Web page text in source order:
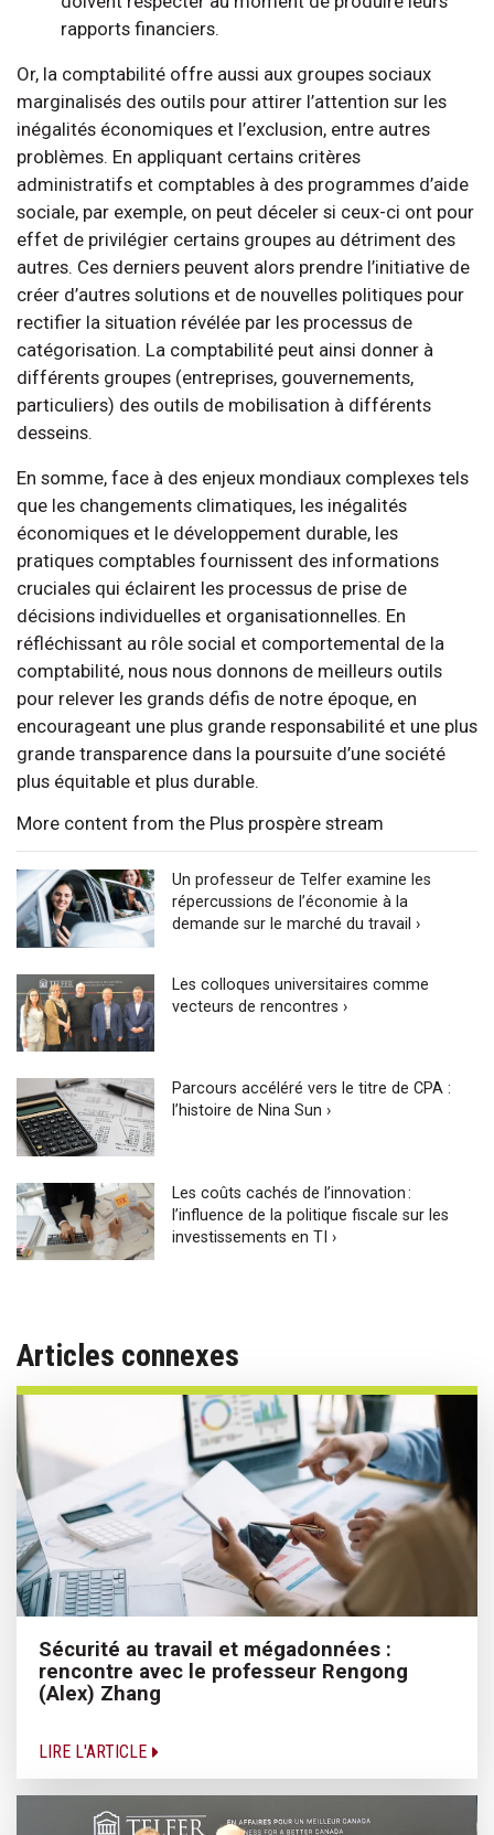
rapports financiers.
Or, la comptabilité offre aussi aux groupes sociaux
marginalisés des outils pour attirer l’attention sur les
inégalités économiques et l’exclusion, entre autres
problèmes. En appliquant certains critères
administratifs et comptables à des programmes d’aide
sociale, par exemple, on peut déceler si ceux-ci ont pour
effet de privilégier certains groupes au détriment des
autres. Ces derniers peuvent alors prendre l’initiative de
créer d’autres solutions et de nouvelles politiques pour
rectifier la situation révélée par les processus de
catégorisation. La comptabilité peut ainsi donner à
différents groupes (entreprises, gouvernements,
particuliers) des outils de mobilisation à différents
desseins.
En somme, face à des enjeux mondiaux complexes tels
que les changements climatiques, les inégalités
économiques et le développement durable, les
pratiques comptables fournissent des informations
cruciales qui éclairent les processus de prise de
décisions individuelles et organisationnelles. En
réfléchissant au rôle social et comportemental de la
comptabilité, nous nous donnons de meilleurs outils
pour relever les grands défis de notre époque, en
encourageant une plus grande responsabilité et une plus
grande transparence dans la poursuite d’une société
plus équitable et plus durable.
More content from the Plus prospère stream
Un professeur de Telfer examine les
répercussions de l’économie à la
demande sur le marché du travail ›
Les colloques universitaires comme
vecteurs de rencontres ›
Parcours accéléré vers le titre de CPA :
l’histoire de Nina Sun ›
Les coûts cachés de l’innovation :
l’influence de la politique fiscale sur les
investissements en TI ›
Articles connexes
Sécurité au travail et mégadonnées :
rencontre avec le professeur Rengong
(Alex) Zhang
LIRE L'ARTICLE